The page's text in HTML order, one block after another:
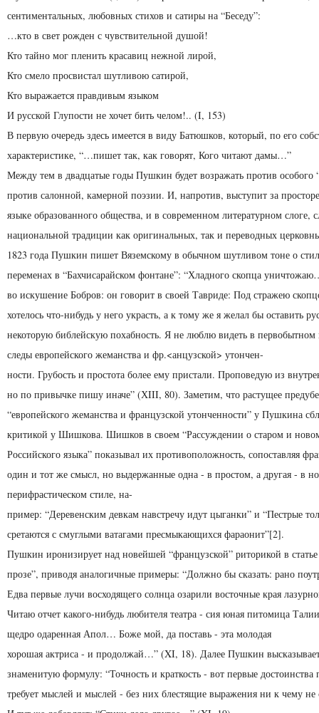
сентиментальных, любовных стихов и сатиры на “Беседу”:
…кто в свет рожден с чувствительной душой!
Кто тайно мог пленить красавиц нежной лирой,
Кто смело просвистал шутливою сатирой,
Кто выражается правдивым языком
И русской Глупости не хочет бить челом!.. (I, 153)
В первую очередь здесь имеется в виду Батюшков, который, по его
характеристике, “…пишет так, как говорят, Кого читают дамы…”
Между тем в двадцатые годы Пушкин будет возражать против особого
против салонной, камерной поэзии. И, напротив, выступит за
языке образованного общества, и в современном литературном слоге,
национальной традиции как оригиналь­ных, так и переводных
1823 года Пушкин пишет Вяземскому в обычном шутливом тоне о
переменах в “Бахчисарайском фонтане”: “Хлад­ного скопца
во искушение Бобров: он говорит в своей Тавриде: Под стражею
хотелось что-нибудь у него украсть, а к тому же я желал бы оставить
некоторую библейскую похабность. Я не люблю видеть в
следы европейского жеманства и фр.<анцузской> утончен-
ности. Грубость и простота более ему пристали. Проповедую из
но по привычке пишу иначе” (ХIII, 80). Заметим, что растущее
“ев­ропейского жеманства и французской утонченности” у Пушкина
критикой у Шишкова. Шишков в своем “Рассуждении о старом и
Российского языка” показывал их противоположность, сопоставляя
один и тот же смысл, но выдержанные одна - в простом, а другая - в
перифрастическом стиле, на-
пример: “Деревенским девкам навстречу идут цыганки” и “Пестрые
сретаются с смуглыми ватагами пресмыкающихся фараонит”[2].
Пушкин иронизирует над новейшей “французской” риторикой в
прозе”, приводя аналогичные примеры: “Должно бы сказать: рано
Едва первые лучи восходящего солнца озарили восточные края
Читаю отчет какого-нибудь любителя театра - сия юная питомица
щедро одаренная Апол… Боже мой, да поставь - эта молодая
хорошая актриса - и продолжай…” (XI, 18). Далее Пушкин
знаменитую формулу: “Точность и краткость - вот первые
требует мыслей и мыслей - без них блестящие выражения ни к чему